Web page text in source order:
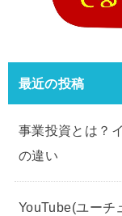
最近の投稿
事業投資とは？
の違い
YouTube(ユーチ